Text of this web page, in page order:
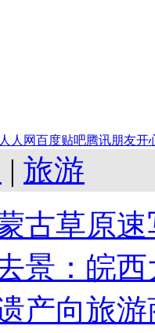
人人网百度贴吧腾讯朋友开
| 旅游
古草原速
景：皖
产向旅